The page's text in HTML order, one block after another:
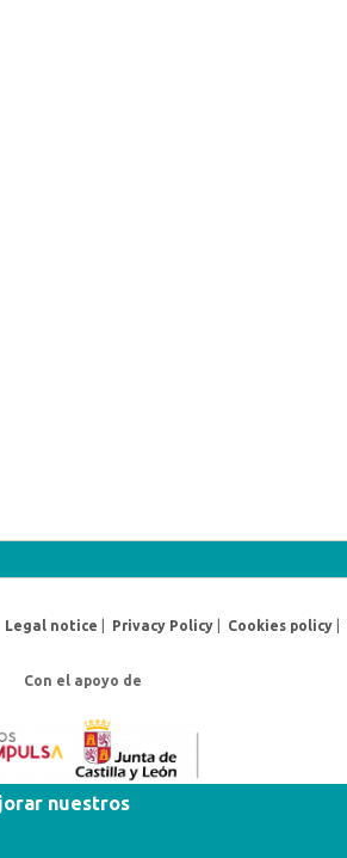
Legal notice Privacy Policy Cookies policy
Con el apoyo de
nuestros